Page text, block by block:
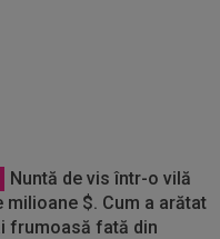
Nuntă de vis într-o vilă
milioane $. Cum a arătat
frumoasă fată din